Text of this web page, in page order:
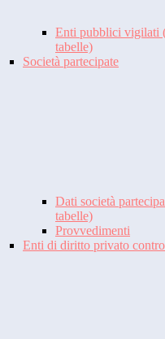
Enti pubblici vigilati
tabelle)
Società partecipate
Dati società
tabelle)
Provvedimenti
Enti di diritto privato